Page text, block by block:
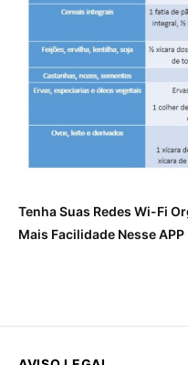
Tenha Suas Redes Wi-Fi
Mais Facilidade Nesse APP